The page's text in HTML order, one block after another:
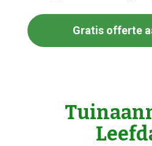
Gratis offerte